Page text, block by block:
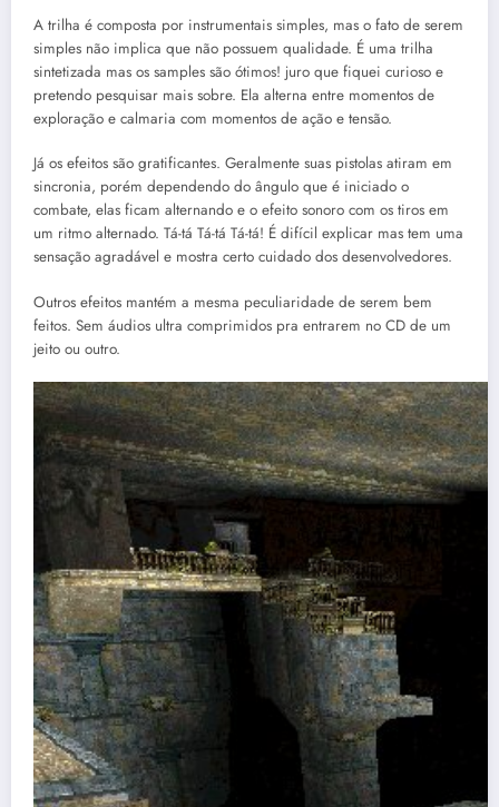
A trilha é composta por instrumentais simples, mas o fato de serem
simples não implica que não possuem qualidade. É uma trilha
sintetizada mas os samples são ótimos! juro que fiquei curioso e
pretendo pesquisar mais sobre. Ela alterna entre momentos de
exploração e calmaria com momentos de ação e tensão.
Já os efeitos são gratificantes. Geralmente suas pistolas atiram em
sincronia, porém dependendo do ângulo que é iniciado o
combate, elas ficam alternando e o efeito sonoro com os tiros em
um ritmo alternado. Tá-tá Tá-tá Tá-tá! É difícil explicar mas tem uma
sensação agradável e mostra certo cuidado dos desenvolvedores.
Outros efeitos mantém a mesma peculiaridade de serem bem
feitos. Sem áudios ultra comprimidos pra entrarem no CD de um
jeito ou outro.